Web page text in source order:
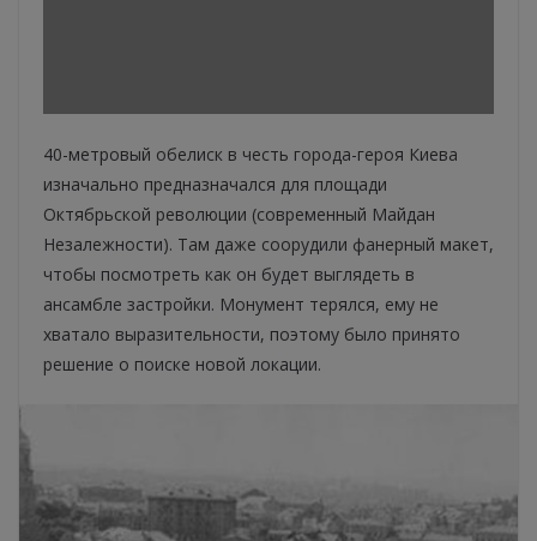
40-метровый обелиск в честь города-героя Киева
изначально предназначался для площади
Октябрьской революции (современный Майдан
Незалежности). Там даже соорудили фанерный макет,
чтобы посмотреть как он будет выглядеть в
ансамбле застройки. Монумент терялся, ему не
хватало выразительности, поэтому было принято
решение о поиске новой локации.